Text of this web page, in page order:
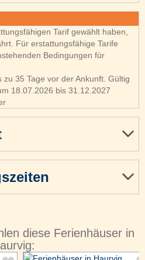
Tarif gewählt haben,
Für erstattungsfähige Tarife
Bedingungen für
35 Tage vor der Ankunft. Gültig
18.07.2026 bis 31.12.2027
diese Ferienhäuser in